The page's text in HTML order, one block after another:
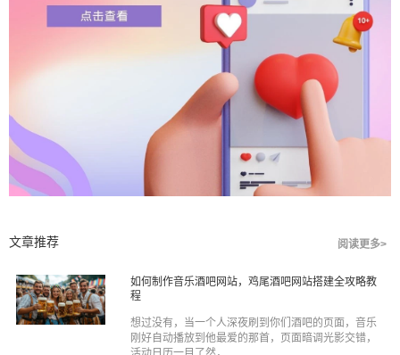
文章推荐 阅读更多>
如何制作音乐酒吧网站，鸡尾酒吧网站搭建全攻略教
程
想过没有，当一个人深夜刷到你们酒吧的页面，音乐
刚好自动播放到他最爱的那首，页面暗调光影交错，